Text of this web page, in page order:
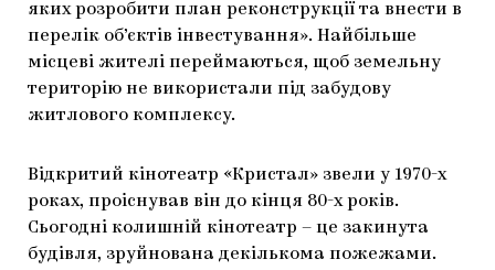
яких розробити план реконструкції та внести в
перелік об’єктів інвестування». Найбільше
місцеві жителі переймаються, щоб земельну
територію не використали під забудову
житлового комплексу.
Відкритий кінотеатр «Кристал» звели у 1970-х
роках, проіснував він до кінця 80-х років.
Сьогодні колишній кінотеатр – це закинута
будівля, зруйнована декількома пожежами.